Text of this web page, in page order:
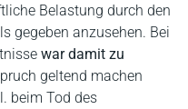
Belastung durch den
gegeben anzusehen. Bei
war damit zu
geltend machen
beim Tod des